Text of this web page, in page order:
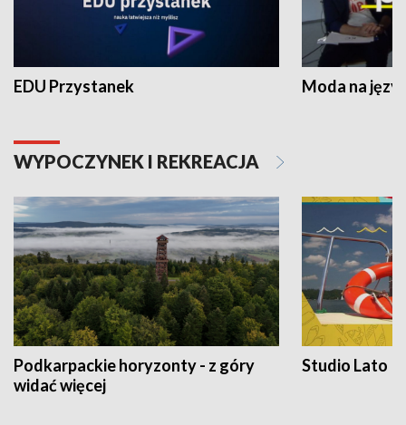
EDU Przystanek Moda na
WYPOCZYNEK I REKREACJA
Podkarpackie horyzonty - z góry
widać więcej
Studio Lato